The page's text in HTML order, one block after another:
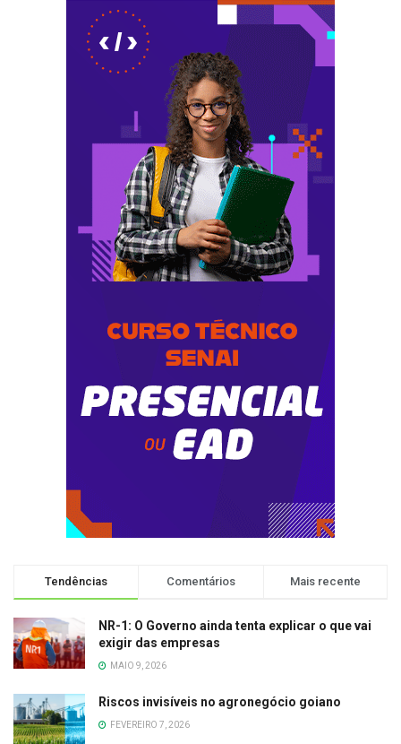
Tendências Comentários Mais recente
NR-1: O Governo ainda tenta explicar o que vai
exigir das empresas
MAIO 9, 2026
Riscos invisíveis no agronegócio goiano
FEVEREIRO 7, 2026